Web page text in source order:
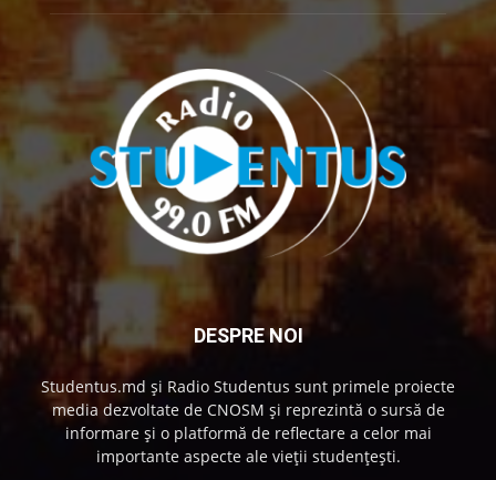
DESPRE NOI
Studentus.md și Radio Studentus sunt primele proiecte
media dezvoltate de CNOSM și reprezintă o sursă de
informare și o platformă de reflectare a celor mai
importante aspecte ale vieții studențești.